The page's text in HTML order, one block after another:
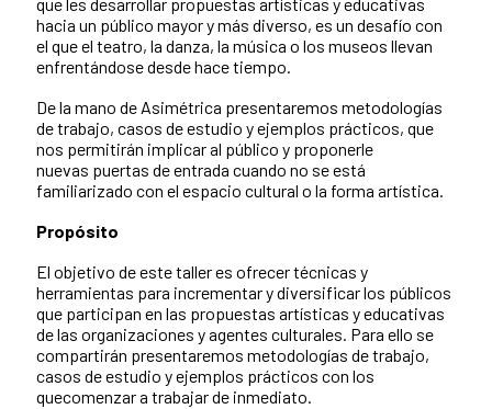
hacia un público mayor y más diverso, es un desafío con
el que el teatro, la danza, la música o los museos llevan
enfrentándose desde hace tiempo.
De la mano de Asimétrica presentaremos metodologías
de trabajo, casos de estudio y ejemplos prácticos, que
nos permitirán implicar al público y proponerle
nuevas puertas de entrada cuando no se está
familiarizado con el espacio cultural o la forma artística.
Propósito
El objetivo de este taller es ofrecer técnicas y
herramientas para incrementar y diversificar los públicos
que participan en las propuestas artísticas y educativas
de las organizaciones y agentes culturales. Para ello se
compartirán presentaremos metodologías de trabajo,
casos de estudio y ejemplos prácticos con los
quecomenzar a trabajar de inmediato.